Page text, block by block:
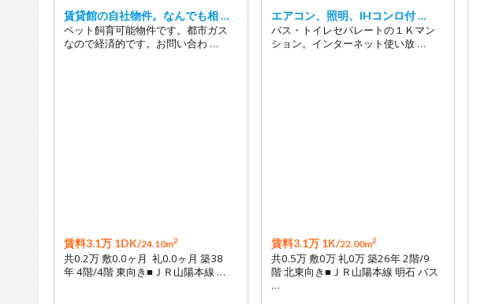
賃貸館の自社物件。なんでも相 …
ペット飼育可能物件です。都市ガス
なので経済的です。お問い合わ …
賃料3.1万 1DK/24.10m2
共0.2万 敷0.0ヶ月 礼0.0ヶ月 築38
年 4階/4階 東向き■ＪＲ山陽本線 …
エアコン、照明、IHコンロ付 …
バス・トイレセパレートの１Ｋマン
ション。インターネット使い放 …
賃料3.1万 1K/22.00m2
共0.5万 敷0万 礼0万 築26年 2階/9
階 北東向き■ＪＲ山陽本線 明石 バス
…